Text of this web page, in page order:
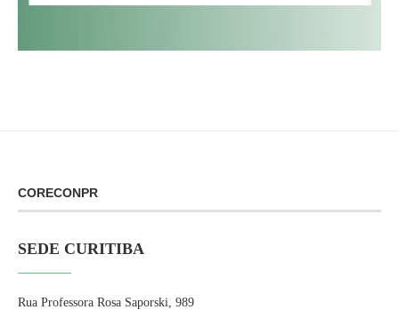
CORECONPR
SEDE CURITIBA
Rua Professora Rosa Saporski, 989